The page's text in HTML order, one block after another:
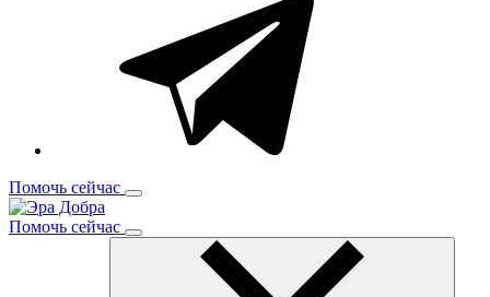
Помочь сейчас
Помочь сейчас